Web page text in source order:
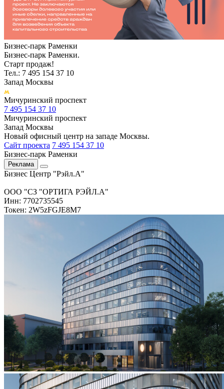
Бизнес-парк Раменки
Бизнес-парк Раменки.
Старт продаж!
Тел.: 7 495 154 37 10
Запад Москвы
Мичуринский проспект
7 495 154 37 10
Мичуринский проспект
Запад Москвы
Новый офисный центр на западе Москвы.
Сайт проекта 7 495 154 37 10
Бизнес-парк Раменки
Реклама
Бизнес Центр "Рэйл.А"
ООО "СЗ "ОРТИГА РЭЙЛ.А"
Инн: 7702735545
Токен: 2W5zFGJE8M7